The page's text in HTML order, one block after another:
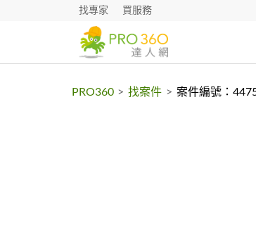
找專家 買服務
PRO360 > 找案件 > 案件編號：